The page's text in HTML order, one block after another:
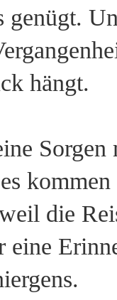
genügt.
hängt.
kommen
die
eine